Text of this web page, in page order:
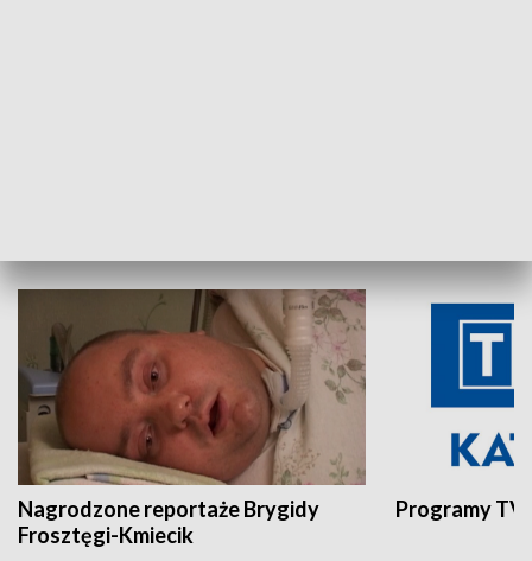
Nagrodzone reportaże Brygidy
Frosztęgi-Kmiecik
Programy